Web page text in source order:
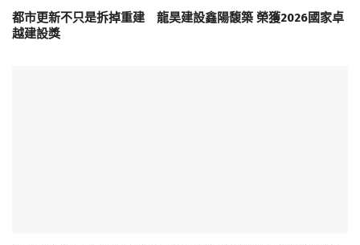
都市更新不只是拆掉重建 龍昊建設鑫陽馥築 榮獲2026國家卓
越建設獎